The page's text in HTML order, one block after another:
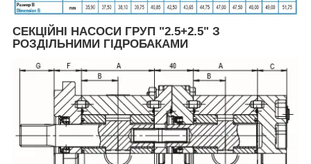
СЕКЦІЙНІ НАСОСИ ГРУП "2.5+2.5" З
РОЗДІЛЬНИМИ ГІДРОБАКАМИ